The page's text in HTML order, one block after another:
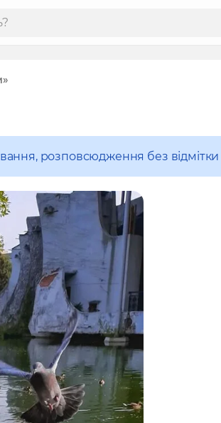
розповсюдження без відмітки